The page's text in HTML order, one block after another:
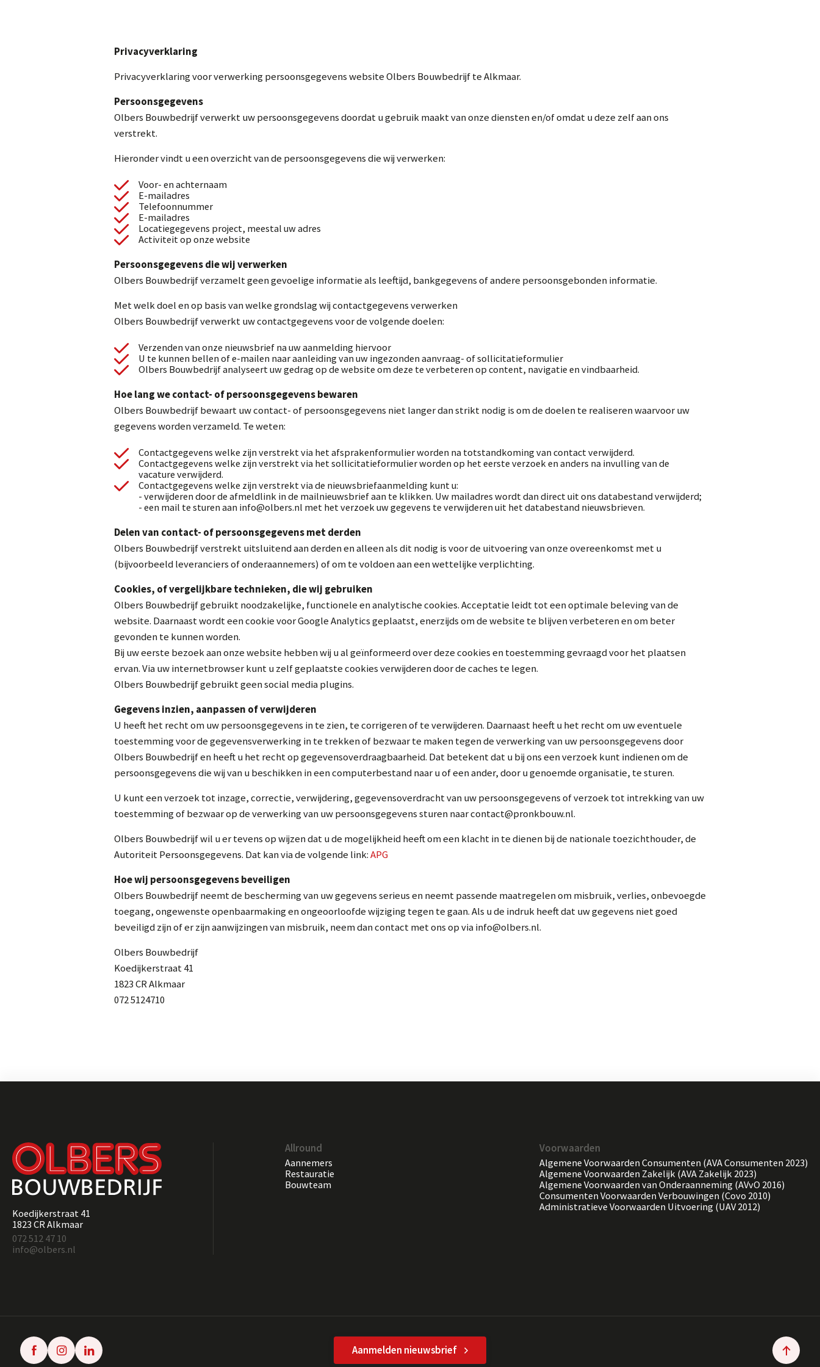
Privacyverklaring
Privacyverklaring voor verwerking persoonsgegevens website Olbers Bouwbedrijf te Alkmaar.
Persoonsgegevens
Olbers Bouwbedrijf verwerkt uw persoonsgegevens doordat u gebruik maakt van onze diensten en/of omdat u deze zelf aan ons
verstrekt.
Hieronder vindt u een overzicht van de persoonsgegevens die wij verwerken:
Voor- en achternaam
E-mailadres
Telefoonnummer
E-mailadres
Locatiegegevens project, meestal uw adres
Activiteit op onze website
Persoonsgegevens die wij verwerken
Olbers Bouwbedrijf verzamelt geen gevoelige informatie als leeftijd, bankgegevens of andere persoonsgebonden informatie.
Met welk doel en op basis van welke grondslag wij contactgegevens verwerken
Olbers Bouwbedrijf verwerkt uw contactgegevens voor de volgende doelen:
Verzenden van onze nieuwsbrief na uw aanmelding hiervoor
U te kunnen bellen of e-mailen naar aanleiding van uw ingezonden aanvraag- of sollicitatieformulier
Olbers Bouwbedrijf analyseert uw gedrag op de website om deze te verbeteren op content, navigatie en vindbaarheid.
Hoe lang we contact- of persoonsgegevens bewaren
Olbers Bouwbedrijf bewaart uw contact- of persoonsgegevens niet langer dan strikt nodig is om de doelen te realiseren waarvoor uw
gegevens worden verzameld. Te weten:
Contactgegevens welke zijn verstrekt via het afsprakenformulier worden na totstandkoming van contact verwijderd.
Contactgegevens welke zijn verstrekt via het sollicitatieformulier worden op het eerste verzoek en anders na invulling van de
vacature verwijderd.
Contactgegevens welke zijn verstrekt via de nieuwsbriefaanmelding kunt u:
- verwijderen door de afmeldlink in de mailnieuwsbrief aan te klikken. Uw mailadres wordt dan direct uit ons databestand verwijderd;
- een mail te sturen aan info@olbers.nl met het verzoek uw gegevens te verwijderen uit het databestand nieuwsbrieven.
Delen van contact- of persoonsgegevens met derden
Olbers Bouwbedrijf verstrekt uitsluitend aan derden en alleen als dit nodig is voor de uitvoering van onze overeenkomst met u
(bijvoorbeeld leveranciers of onderaannemers) of om te voldoen aan een wettelijke verplichting.
Cookies, of vergelijkbare technieken, die wij gebruiken
Olbers Bouwbedrijf gebruikt noodzakelijke, functionele en analytische cookies. Acceptatie leidt tot een optimale beleving van de
website. Daarnaast wordt een cookie voor Google Analytics geplaatst, enerzijds om de website te blijven verbeteren en om beter
gevonden te kunnen worden.
Bij uw eerste bezoek aan onze website hebben wij u al geïnformeerd over deze cookies en toestemming gevraagd voor het plaatsen
ervan. Via uw internetbrowser kunt u zelf geplaatste cookies verwijderen door de caches te legen.
Olbers Bouwbedrijf gebruikt geen social media plugins.
Gegevens inzien, aanpassen of verwijderen
U heeft het recht om uw persoonsgegevens in te zien, te corrigeren of te verwijderen. Daarnaast heeft u het recht om uw eventuele
toestemming voor de gegevensverwerking in te trekken of bezwaar te maken tegen de verwerking van uw persoonsgegevens door
Olbers Bouwbedrijf en heeft u het recht op gegevensoverdraagbaarheid. Dat betekent dat u bij ons een verzoek kunt indienen om de
persoonsgegevens die wij van u beschikken in een computerbestand naar u of een ander, door u genoemde organisatie, te sturen.
U kunt een verzoek tot inzage, correctie, verwijdering, gegevensoverdracht van uw persoonsgegevens of verzoek tot intrekking van uw
toestemming of bezwaar op de verwerking van uw persoonsgegevens sturen naar contact@pronkbouw.nl.
Olbers Bouwbedrijf wil u er tevens op wijzen dat u de mogelijkheid heeft om een klacht in te dienen bij de nationale toezichthouder, de
Autoriteit Persoonsgegevens. Dat kan via de volgende link:APG
Hoe wij persoonsgegevens beveiligen
Olbers Bouwbedrijf neemt de bescherming van uw gegevens serieus en neemt passende maatregelen om misbruik, verlies, onbevoegde
toegang, ongewenste openbaarmaking en ongeoorloofde wijziging tegen te gaan. Als u de indruk heeft dat uw gegevens niet goed
beveiligd zijn of er zijn aanwijzingen van misbruik, neem dan contact met ons op via info@olbers.nl.
Olbers Bouwbedrijf
Koedijkerstraat 41
1823 CR Alkmaar
072 5124710
Koedijkerstraat 41
1823 CR Alkmaar
072 512 47 10
info@olbers.nl
Allround
Aannemers
Restauratie
Bouwteam
Voorwaarden
Algemene Voorwaarden Consumenten (AVA Consumenten 2023)
Algemene Voorwaarden Zakelijk (AVA Zakelijk 2023)
Algemene Voorwaarden van Onderaanneming (AVvO 2016)
Consumenten Voorwaarden Verbouwingen (Covo 2010)
Administratieve Voorwaarden Uitvoering (UAV 2012)
Aanmelden nieuwsbrief
Aanmelden nieuwsbrief
Ja, ik wil nieuws ontvangen